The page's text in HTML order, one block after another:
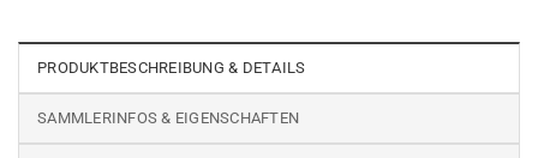
PRODUKTBESCHREIBUNG & DETAILS
SAMMLERINFOS & EIGENSCHAFTEN